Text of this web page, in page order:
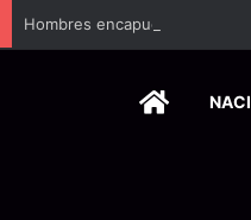
Hombres encapuchados
HOME